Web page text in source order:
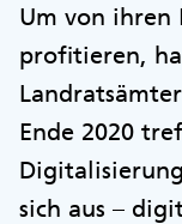
Um von ihren
profitieren,
Ende 2020
sich aus –